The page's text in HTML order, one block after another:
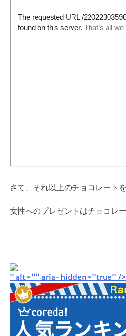
さて、それ以上のチョコレート
女性へのプレゼントはチョコレー
” alt=”” aria-hidden=”true” />